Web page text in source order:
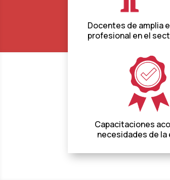
Docentes de amplia
profesional en el
Capacitaciones
necesidades de la